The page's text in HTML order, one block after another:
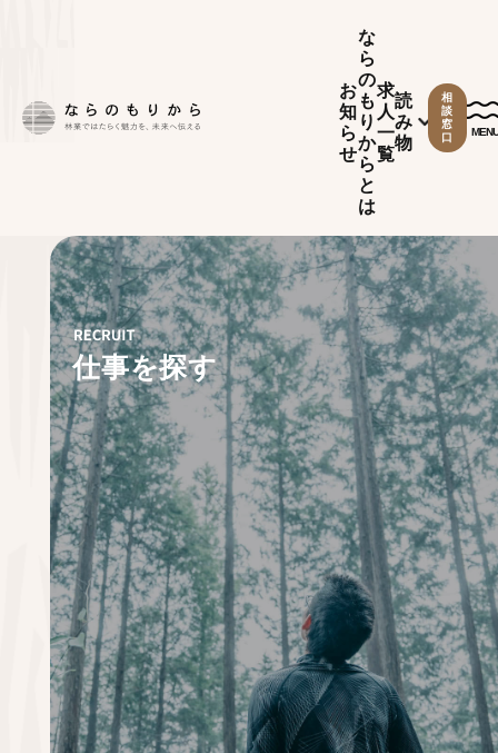
お
知
ら
せ
な
ら
の
も
り
か
ら
と
は
求
人
一
覧
読
み
物
相
談
窓
口
MENU
仕事を探す